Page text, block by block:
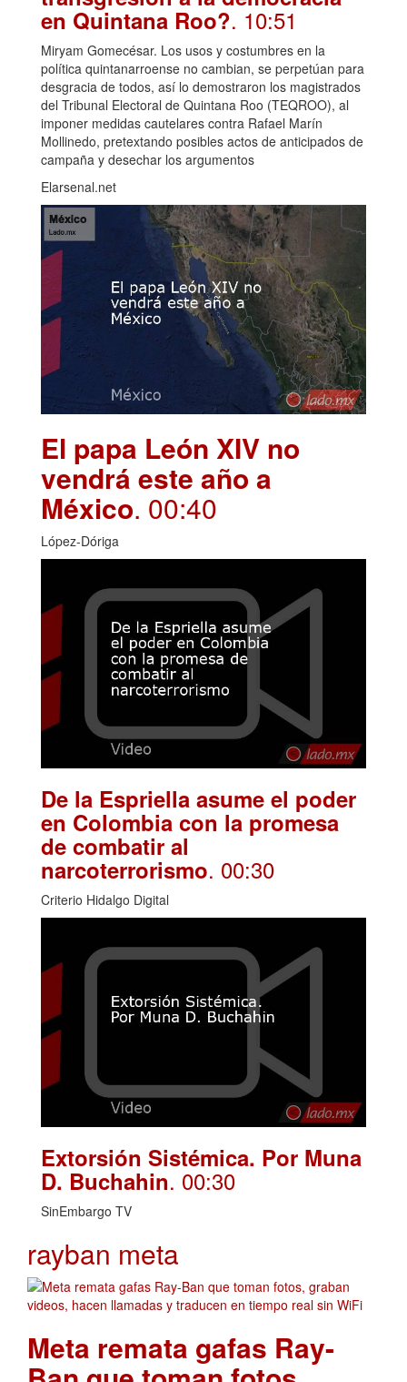
en Quintana Roo?. 10:51
Miryam Gomecésar. Los usos y costumbres en la
política quintanarroense no cambian, se perpetúan para
desgracia de todos, así lo demostraron los magistrados
del Tribunal Electoral de Quintana Roo (TEQROO), al
imponer medidas cautelares contra Rafael Marín
Mollinedo, pretextando posibles actos de anticipados de
campaña y desechar los argumentos
Elarsenal.net
El papa León XIV no
vendrá este año a
México. 00:40
López-Dóriga
De la Espriella asume el poder
en Colombia con la promesa
de combatir al
narcoterrorismo. 00:30
Criterio Hidalgo Digital
Extorsión Sistémica. Por Muna
D. Buchahin. 00:30
SinEmbargo TV
rayban meta
Meta remata gafas Ray-